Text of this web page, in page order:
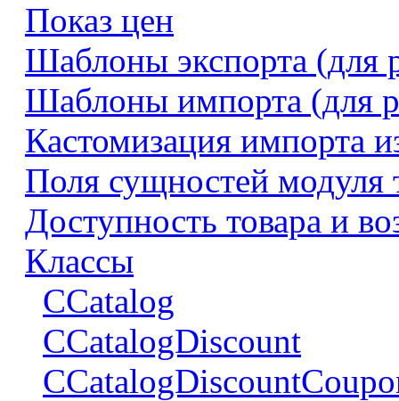
Показ цен
Шаблоны экспорта (для
Шаблоны импорта (для
Кастомизация импорта
Поля сущностей модуля
Доступность товара и
Классы
CCatalog
CCatalogDiscount